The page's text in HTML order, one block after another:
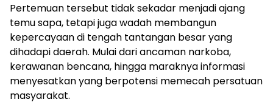
Pertemuan tersebut tidak sekadar menjadi ajang
temu sapa, tetapi juga wadah membangun
kepercayaan di tengah tantangan besar yang
dihadapi daerah. Mulai dari ancaman narkoba,
kerawanan bencana, hingga maraknya informasi
menyesatkan yang berpotensi memecah persatuan
masyarakat.